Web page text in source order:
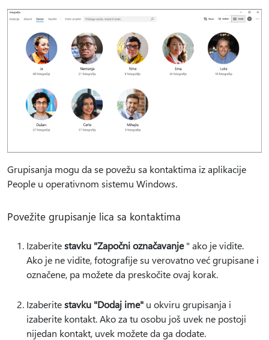
Grupisanja mogu da se povežu sa kontaktima iz aplikacije
People u operativnom sistemu Windows.
Povežite grupisanje lica sa kontaktima
Izaberitestavku "Započni označavanje" ako je vidite.
Ako je ne vidite, fotografije su verovatno već grupisane i
označene, pa možete da preskočite ovaj korak.
Izaberitestavku "Dodaj ime" u okviru grupisanja i
izaberite kontakt. Ako za tu osobu još uvek ne postoji
nijedan kontakt, uvek možete da ga dodate.